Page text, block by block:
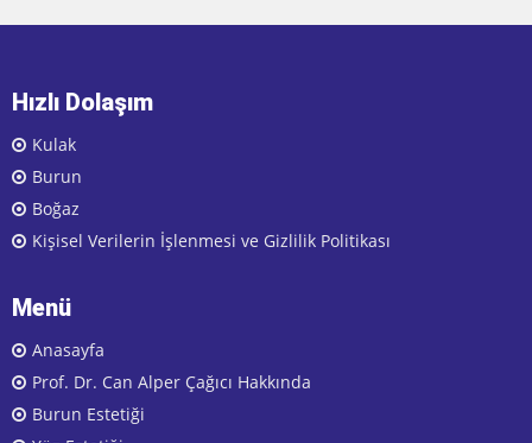
Hızlı Dolaşım
Kulak
Burun
Boğaz
Kişisel Verilerin İşlenmesi ve Gizlilik Politikası
Menü
Anasayfa
Prof. Dr. Can Alper Çağıcı Hakkında
Burun Estetiği